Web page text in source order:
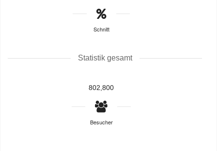
Schnitt
Statistik gesamt
802,800
Besucher